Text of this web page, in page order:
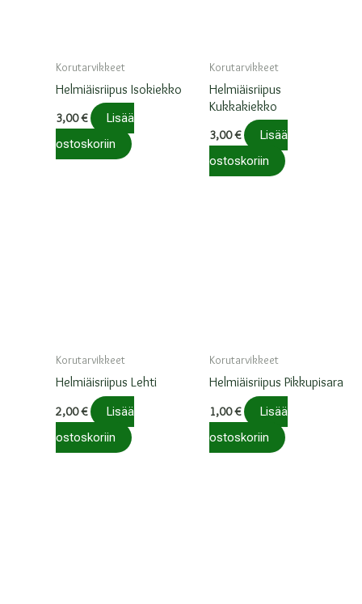
Korutarvikkeet
Helmiäisriipus Isokiekko
3,00€
Lisää
ostoskoriin
Korutarvikkeet
Helmiäisriipus
Kukkakiekko
3,00€
Lisää
ostoskoriin
Korutarvikkeet
Helmiäisriipus Lehti
2,00€
Lisää
ostoskoriin
Korutarvikkeet
Helmiäisriipus Pikkupisara
1,00€
Lisää
ostoskoriin